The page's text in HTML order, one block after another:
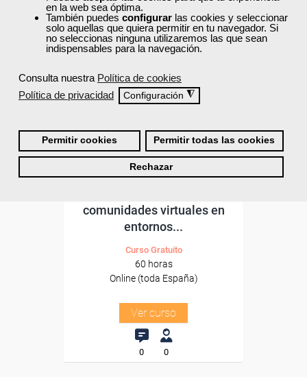
en la web sea óptima.
También puedes configurar las cookies y seleccionar
solo aquellas que quiera permitir en tu navegador. Si
no seleccionas ninguna utilizaremos las que sean
indispensables para la navegación.
Consulta nuestra Política de cookies
Política de privacidad
Configuración ◮
Permitir cookies Permitir todas las cookies
Rechazar
Formación 100%
subvencionada.
trabajadores y autónomos.
Sector
Cursos Femxa
comunidades virtuales en
entornos...
Curso Gratuito
60 horas
Online (toda España)
Ver curso
0 0